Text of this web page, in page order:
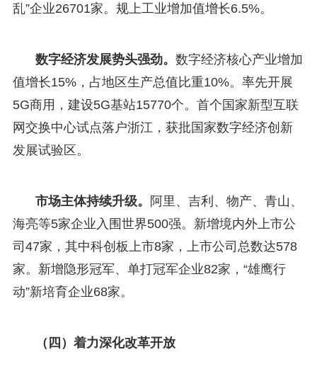
乱”企业26701家。规上工业增加值增长6.5%。
数字经济发展势头强劲。 数字经济核心产业增加
值增长15%，占地区生产总值比重10%。率先开展
5G商用，建设5G基站15770个。首个国家新型互联
网交换中心试点落户浙江，获批国家数字经济创新
发展试验区。
市场主体持续升级。
阿里、吉利、物产、青山、
海亮等5家企业入围世界500强。新增境内外上市公
司47家，其中科创板上市8家，上市公司总数达578
家。新增隐形冠军、单打冠军企业82家，“雄鹰行
动”新培育企业68家。
（四）着力深化改革开放